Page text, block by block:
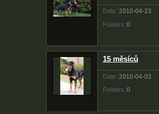
Date: 2010-04-23
Folders: 0
15 měsíců
Date: 2010-04-03
Folders: 0